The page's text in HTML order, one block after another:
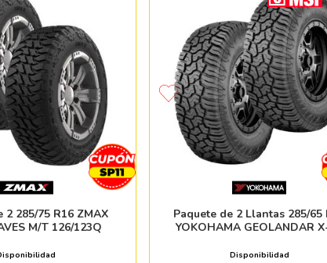
2 285/75 R16 ZMAX
M/T 126/123Q
Paquete de 2 Llantas 285/65
YOKOHAMA GEOLANDAR
Disponibilidad